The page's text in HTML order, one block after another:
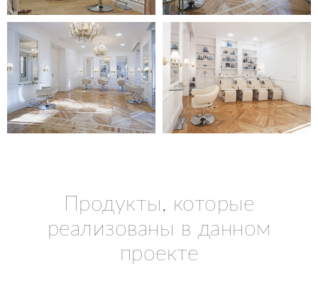
Продукты, которые
реализованы в данном
проекте